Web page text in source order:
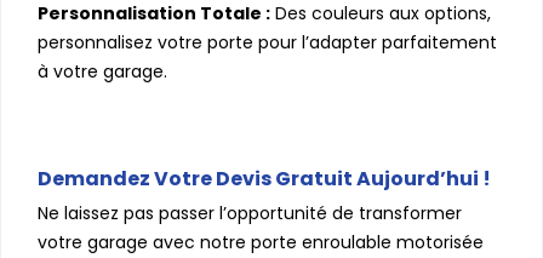
Personnalisation Totale : Des couleurs aux options,
personnalisez votre porte pour l’adapter parfaitement
à votre garage.
Demandez Votre Devis Gratuit Aujourd’hui !
Ne laissez pas passer l’opportunité de transformer
votre garage avec notre porte enroulable motorisée